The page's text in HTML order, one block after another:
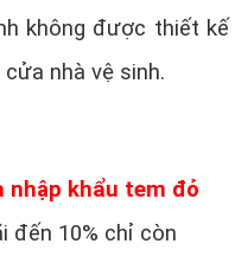
không được thiết kế
nhà vệ sinh.
nhập khẩu tem đỏ
đến 10% chỉ còn